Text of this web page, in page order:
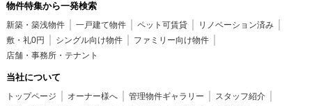
物件特集から一発検索
新築・築浅物件 一戸建て物件 ペット可賃貸
リノベーション済み
敷・礼0円
シングル向け物件
ファミリー向け物件
店舗・事務所・テナント
当社について
トップページ オーナー様へ 管理物件ギャラリー
スタッフ紹介